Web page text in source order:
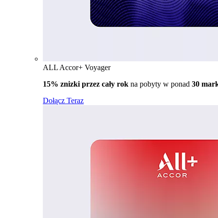
ALL Accor+ Voyager
15% znizki przez cały rok na pobyty w ponad 30
Dołącz Teraz